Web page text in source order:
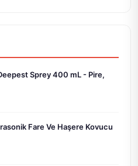
Sprey 400 mL - Pire,
Fare Ve Haşere Kovucu